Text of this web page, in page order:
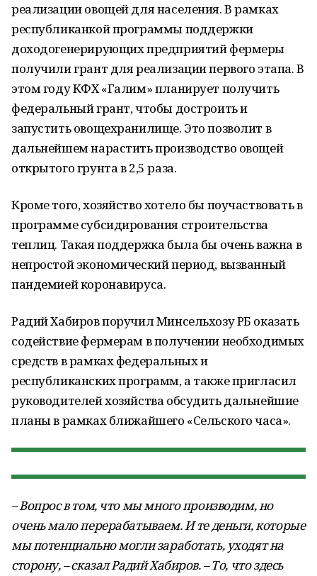
реализации овощей для населения. В рамках
республиканкой программы поддержки
доходогенерирующих предприятий фермеры
получили грант для реализации первого этапа. В
этом году КФХ «Галим» планирует получить
федеральный грант, чтобы достроить и
запустить овощехранилище. Это позволит в
дальнейшем нарастить производство овощей
открытого грунта в 2,5 раза.
Кроме того, хозяйство хотело бы поучаствовать в
программе субсидирования строительства
теплиц. Такая поддержка была бы очень важна в
непростой экономический период, вызванный
пандемией коронавируса.
Радий Хабиров поручил Минсельхозу РБ оказать
содействие фермерам в получении необходимых
средств в рамках федеральных и
республиканских программ, а также пригласил
руководителей хозяйства обсудить дальнейшие
планы в рамках ближайшего «Сельского часа».
– Вопрос в том, что мы много производим, но
очень мало перерабатываем. И те деньги, которые
мы потенциально могли заработать, уходят на
сторону, – сказал Радий Хабиров. – То, что здесь